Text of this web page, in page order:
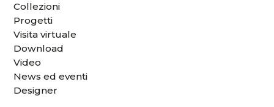
Collezioni
Progetti
Visita virtuale
Download
Video
News ed eventi
Designer